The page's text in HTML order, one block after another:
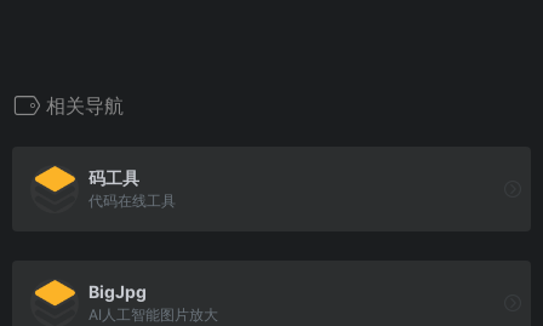
相关导航
码工具
代码在线工具
BigJpg
AI人工智能图片放大